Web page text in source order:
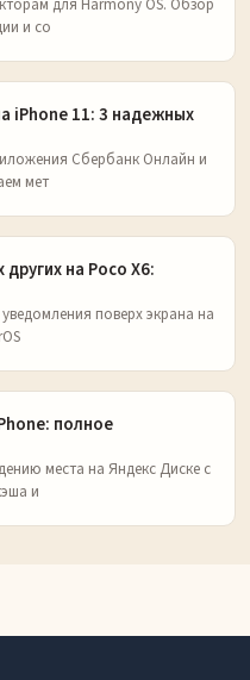
и со
iPhone 11: 3 надежных
Сбербанк Онлайн и
мет
на Poco X6:
поверх экрана на
полное
места на Яндекс Диске с
и